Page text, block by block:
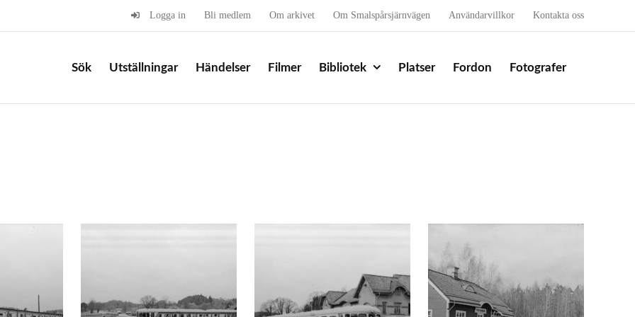
Logga in Bli medlem Om arkivet Om Smalspårsjärnvägen Användarvillkor Kontakta oss
Sök Utställningar Händelser Filmer Bibliotek Platser Fordon Fotografer